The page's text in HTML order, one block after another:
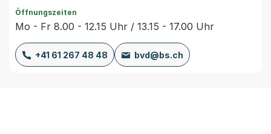
Öffnungszeiten
Mo - Fr 8.00 - 12.15 Uhr / 13.15 - 17.00 Uhr
+41 61 267 48 48 bvd@bs.ch